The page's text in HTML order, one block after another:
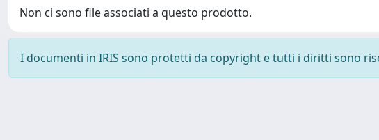
Non ci sono file associati a questo prodotto.
I documenti in IRIS sono protetti da copyright e tutti i diritti sono